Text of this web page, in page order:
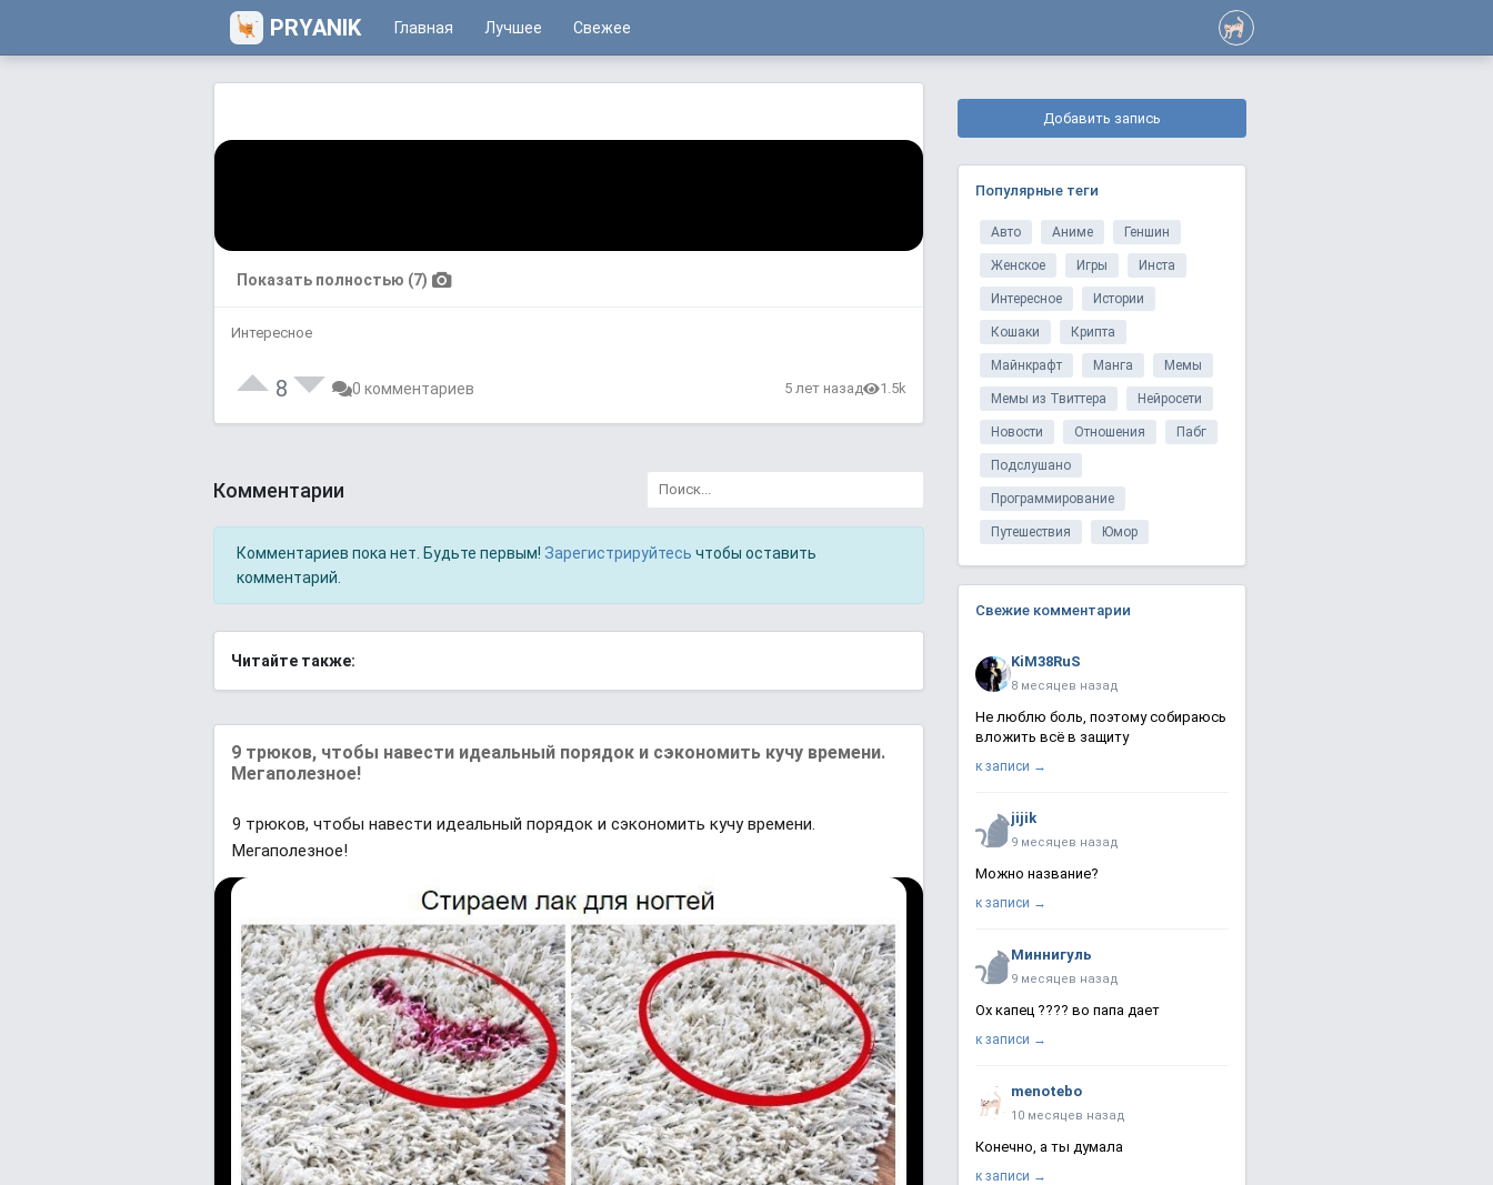
PRYANIK Главная Лучшее Свежее
Показать полностью (7)
Интересное
8 0 комментариев 5 лет назад 1.5k
Комментарии
Комментариев пока нет. Будьте первым! Зарегистрируйтесь чтобы оставить
комментарий.
Читайте также:
9 трюков, чтобы навести идеальный порядок и сэкономить кучу времени.
Мегаполезное!
9 трюков, чтобы навести идеальный порядок и сэкономить кучу времени.
Мегаполезное!
Добавить запись
Популярные теги
Авто Аниме Геншин
Женское Игры Инста
Интересное Истории
Кошаки Крипта
Майнкрафт Манга Мемы
Мемы из Твиттера Нейросети
Новости Отношения Пабг
Подслушано
Программирование
Путешествия Юмор
Свежие комментарии
KiM38RuS
8 месяцев назад
Не люблю боль, поэтому собираюсь
вложить всё в защиту
к записи →
jijik
9 месяцев назад
Можно название?
к записи →
Миннигуль
9 месяцев назад
Ох капец ???? во папа дает
к записи →
menotebo
10 месяцев назад
Конечно, а ты думала
к записи →